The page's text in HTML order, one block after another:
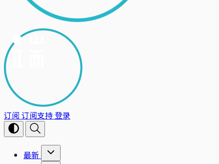
订阅 订阅支持登录
最新